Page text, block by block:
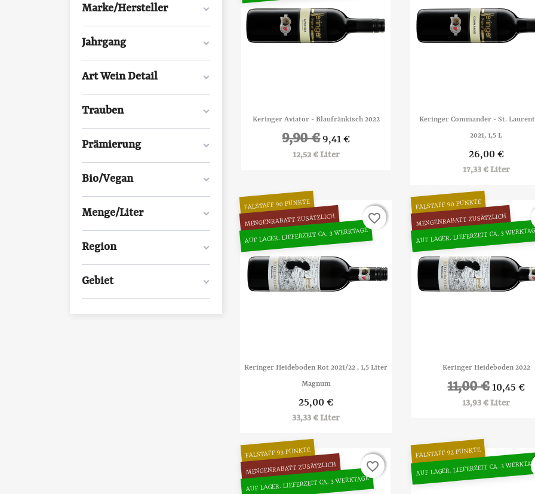
Marke/Hersteller
Jahrgang
Art Wein Detail
Trauben
Prämierung
Bio/Vegan
Menge/Liter
Region
Gebiet
 Vorschau
Keringer Aviator - Blaufränkisch 2022
9,90 €9,41 €
12,52 € Liter
 Vorschau
Keringer Commander - St.
2021, 1,5 L
26,00 €
17,33 € Liter
Vorschau
Keringer Heideboden Rot 2021/22 , 1,5 Liter
Magnum
25,00 €
33,33 € Liter
FALSTAFF 90 PUNKTE
MENGENRABATT ZUSÄTZLICH
AUF LAGER. LIEFERZEIT CA. 3 WERKTAGE
favorite_border
favorite_border
Vorschau
Keringer Heideboden 2022
11,00 € 10,45 €
13,93 € Liter
FALSTAFF 90 PUNKTE
MENGENRABATT ZUSÄTZLICH
AUF LAGER. LIEFERZEIT CA. 3
FALSTAFF 93 PUNKTE
MENGENRABATT ZUSÄTZLICH
AUF LAGER. LIEFERZEIT CA. 3 WERKTAGE
favorite_border
favorite_border
FALSTAFF 92 PUNKTE
AUF LAGER. LIEFERZEIT CA. 3